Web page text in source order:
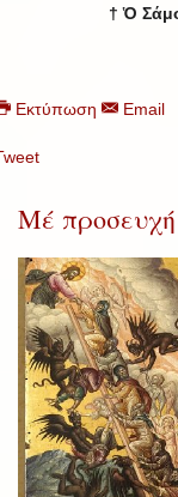
† Ὁ
Εκτύπωση Email
Μέ προσευχή